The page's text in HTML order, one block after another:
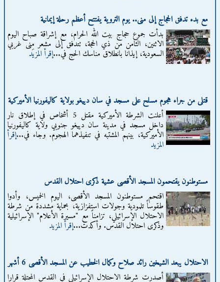
مع بدء تدفق الحجاج إلى منى.. يوم التروية يفتتح أعظم رحلة إيمانية
بدأت جموع حجاج بيت الله الحرام، مع إشراقة صباح اليوم
الاثنين، الثامن من ذي الحجة، تتدفق إلى مشعر مِنى غربي
السعودية، إيذانا بانطلاق مناسك الحج في...إقرأ المزيد
قتلى من جراء هجوم مسلح على مسجد في سان دييغو بولاية كاليفورنيا الأميركية
أعلنت الشرطة الأميركية مقتل 5 أشخاص في إطلاق نار
داخل مسجد في مدينة سان دييغو جنوبي ولاية كاليفورنيا
الأميركية، بينهم المشتبه في تنفيذهما الهجوم. وجاء في...إقرأ
المزيد
مستوطنون يقتحمون المسجد الأقصى عشية ذكرى احتلال القدس
اقتحم مستوطنون المسجد الأقصى، اليوم الخميس، وأدوا
طقوساً تلمودية وجولات استفزازية، بحماية مشددة من شرطة
الاحتلال الإسرائيلي، تزامناً مع "مسيرة الأعلام" الإسرائيلية
وذكرى احتلال القدس. وأكدت...إقرأ المزيد
الاحتلال يبعد الشيخين رائد صلاح وكمال الخطيب عن المسجد الأقصى 6 أشهر
أصدرت شرطة الاحتلال الإسرائيلي في القدس المحتلة قرارا